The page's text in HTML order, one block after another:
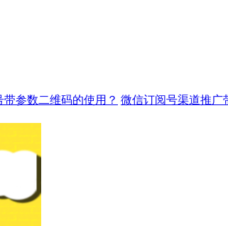
带参数二维码的使用？ 微信订阅号渠道推广